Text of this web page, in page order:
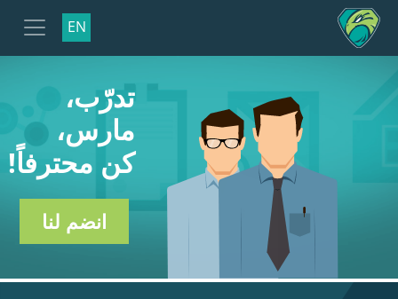
EN
انضم لنا
تدرّب،
مارس،
كن محترفاً!